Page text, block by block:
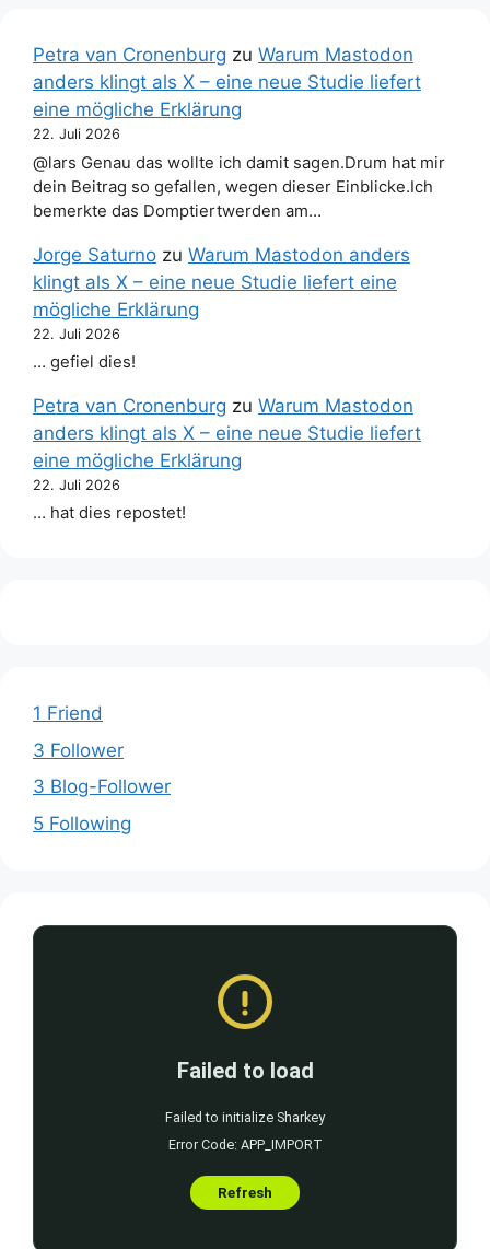
Petra van Cronenburg zu Warum Mastodon
anders klingt als X – eine neue Studie liefert
eine mögliche Erklärung
22. Juli 2026
@lars Genau das wollte ich damit sagen.Drum hat mir
dein Beitrag so gefallen, wegen dieser Einblicke.Ich
bemerkte das Domptiertwerden am…
Jorge Saturno zu Warum Mastodon anders
klingt als X – eine neue Studie liefert eine
mögliche Erklärung
22. Juli 2026
… gefiel dies!
Petra van Cronenburg zu Warum Mastodon
anders klingt als X – eine neue Studie liefert
eine mögliche Erklärung
22. Juli 2026
… hat dies repostet!
1 Friend
3 Follower
3 Blog-Follower
5 Following